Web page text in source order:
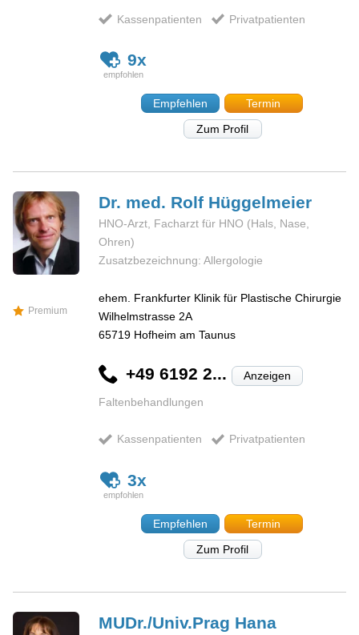
Kassenpatienten Privatpatienten
9x
Empfehlen
Termin
Zum Profil
Premium
Dr. med. Rolf Hüggelmeier
HNO-Arzt, Facharzt für HNO (Hals, Nase,
Ohren)
Zusatzbezeichnung: Allergologie
ehem. Frankfurter Klinik für Plastische Chirurgie
Wilhelmstrasse 2A
65719 Hofheim am Taunus
+49 6192 2... Anzeigen
Faltenbehandlungen
Kassenpatienten Privatpatienten
3x
Empfehlen
Termin
Zum Profil
MUDr./Univ.Prag Hana